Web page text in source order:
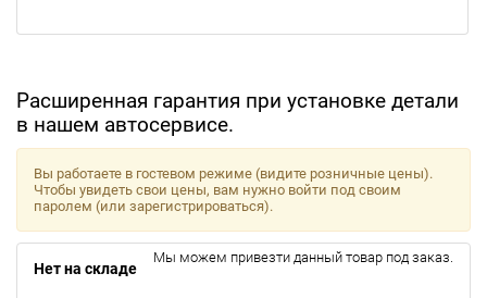
Расширенная гарантия при установке детали
в нашем автосервисе.
Вы работаете в гостевом режиме (видите розничные цены).
Чтобы увидеть свои цены, вам нужно войти под своим
паролем (или зарегистрироваться).
Нет на складе
Мы можем привезти данный товар под заказ.